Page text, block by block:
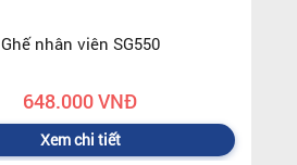
Ghế nhân viên SG550
648.000 VNĐ
Xem chi tiết